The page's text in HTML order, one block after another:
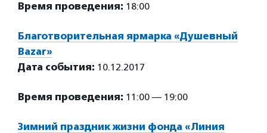
Время проведения: 18:00
Благотворительная ярмарка «Душевный
Bazar»
Дата события: 10.12.2017
Время проведения: 11:00 — 19:00
Зимний праздник жизни фонда «Линия